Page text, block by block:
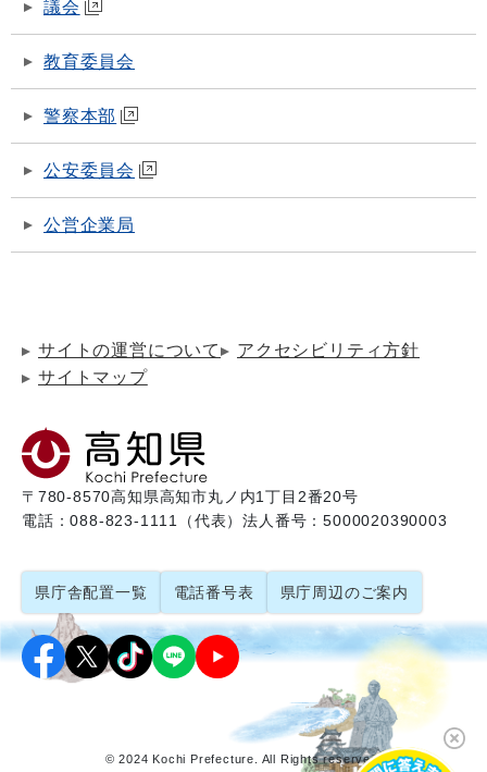
議会
教育委員会
警察本部
公安委員会
公営企業局
サイトの運営について
アクセシビリティ方針
サイトマップ
〒780-8570高知県高知市丸ノ内1丁目2番20号
電話：088-823-1111（代表）法人番号：5000020390003
県庁舎配置一覧 電話番号表 県庁周辺のご案内
© 2024 Kochi Prefecture. All Rights reserved.